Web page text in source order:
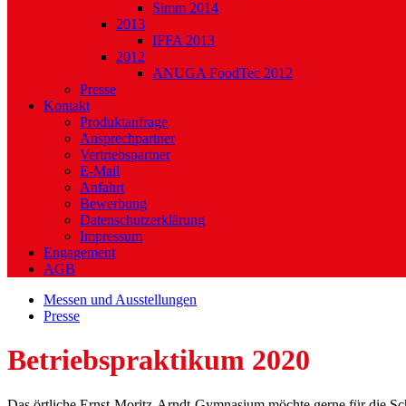
Simm 2014
2013
IFFA 2013
2012
ANUGA FoodTec 2012
Presse
Kontakt
Produktanfrage
Ansprechpartner
Vertriebspartner
E-Mail
Anfahrt
Bewerbung
Datenschutzerklärung
Impressum
Engagement
AGB
Messen und Ausstellungen
Presse
Betriebspraktikum 2020